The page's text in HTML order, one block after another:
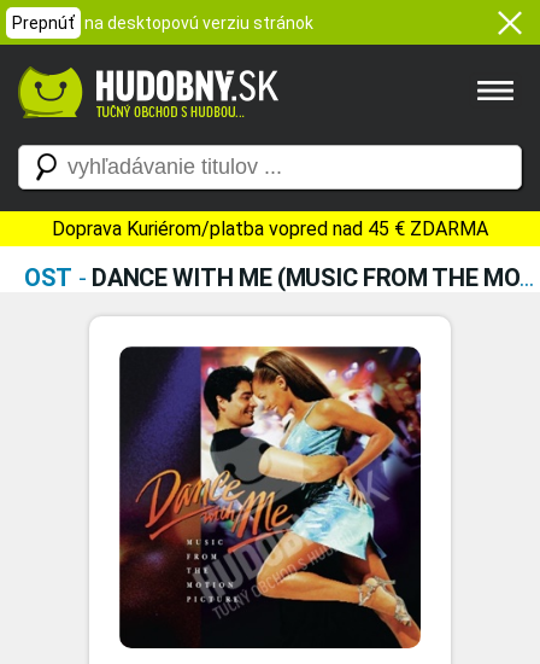
Prepnúť na desktopovú verziu stránok
Doprava Kuriérom/platba vopred nad 45 € ZDARMA
OST - DANCE WITH ME (MUSIC FROM THE MOTION PICTURE)